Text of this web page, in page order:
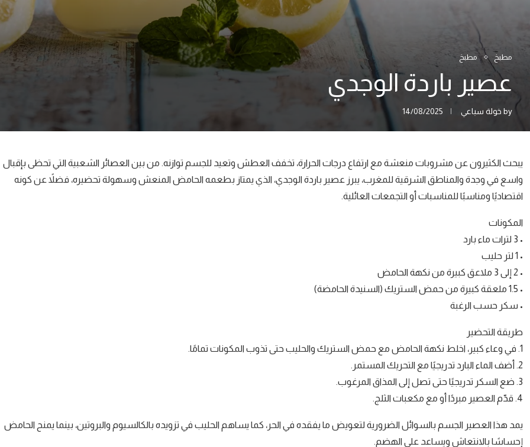
مطبخ مطبخ
عصير باردة الوجدي
by خولة سباعي 14/08/2025
يبحث الكثيرون عن مشروبات منعشة مع ارتفاع درجات الحرارة، تخفف العطش وتعيد للجسم توازنه. من بين العصائر الشعبية التي تحظى بإقبال
واسع في وجدة والمناطق الشرقية للمغرب، يبرز عصير باردة الوجدي، الذي يمتاز بطعمه الحامض المنعش وسهولة تحضيره، فضلاً عن كونه
اقتصاديًا ومناسبًا للمناسبات أو التجمعات العائلية.
المكونات
• 3 لترات ماء بارد
• 1 لتر حليب
• 2 إلى 3 ملاعق كبيرة من نكهة الحامض
• 1.5 ملعقة كبيرة من حمض الستريك (السنيدة الحامضة)
• سكر حسب الرغبة
طريقة التحضير
1. في وعاء كبير، اخلط نكهة الحامض مع حمض الستريك والحليب حتى تذوب المكونات تمامًا.
2. أضف الماء البارد تدريجيًا مع التحريك المستمر.
3. ضع السكر تدريجيًا حتى تصل إلى المذاق المرغوب.
4. قدّم العصير مبردًا أو مع مكعبات الثلج.
يمد هذا العصير الجسم بالسوائل الضرورية لتعويض ما يفقده في الحر، كما يساهم الحليب في تزويده بالكالسيوم والبروتين، بينما يمنح الحامض
إحساسًا بالانتعاش ويساعد على الهضم.